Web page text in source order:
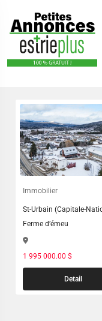
Immobilier
St-Urbain (Capitale-
Ferme d’émeu
1 995 000.00 $
Detail